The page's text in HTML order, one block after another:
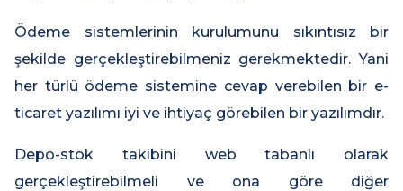
Ödeme sistemlerinin kurulumunu sıkıntısız bir
şekilde gerçekleştirebilmeniz gerekmektedir. Yani
her türlü ödeme sistemine cevap verebilen bir e-
ticaret yazılımı iyi ve ihtiyaç görebilen bir yazılımdır.
Depo-stok takibini web tabanlı olarak
gerçekleştirebilmeli ve ona göre diğer